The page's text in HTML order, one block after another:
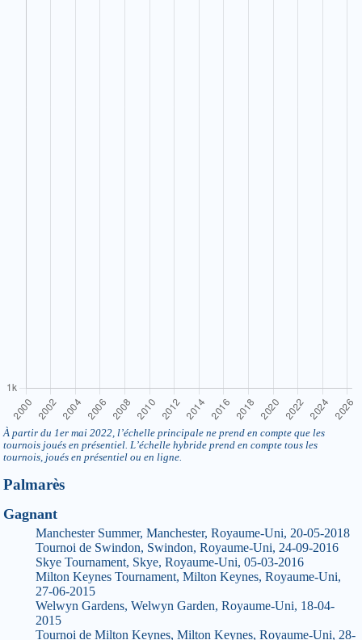
À partir du 1er mai 2022, l’échelle principale ne prend en compte que les
tournois joués en présentiel. L’échelle hybride prend en compte tous les
tournois, joués en présentiel ou en ligne.
Palmarès
Gagnant
Manchester Summer, Manchester, Royaume-Uni, 20-05-2018
Tournoi de Swindon, Swindon, Royaume-Uni, 24-09-2016
Skye Tournament, Skye, Royaume-Uni, 05-03-2016
Milton Keynes Tournament, Milton Keynes, Royaume-Uni,
27-06-2015
Welwyn Gardens, Welwyn Garden, Royaume-Uni, 18-04-
2015
Tournoi de Milton Keynes, Milton Keynes, Royaume-Uni, 28-